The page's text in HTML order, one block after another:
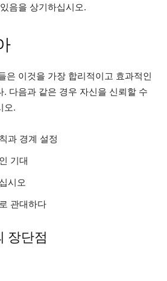
음을 상기하십시오.
은 이것을 가장 합리적이고 효과적인
. 다음과 같은 경우 자신을 신뢰할 수
오.
과 경계 설정
기대
시오
관대하다
장단점